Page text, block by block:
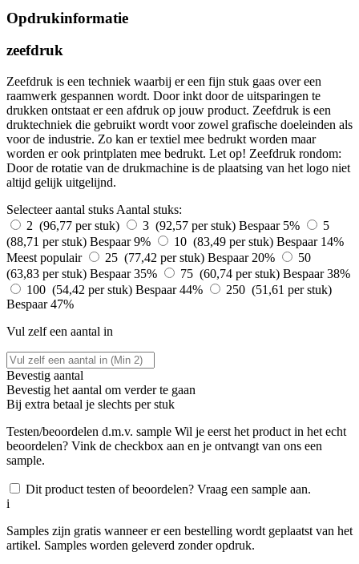
Opdrukinformatie
zeefdruk
Zeefdruk is een techniek waarbij er een fijn stuk gaas over een
raamwerk gespannen wordt. Door inkt door de uitsparingen te
drukken ontstaat er een afdruk op jouw product. Zeefdruk is een
druktechniek die gebruikt wordt voor zowel grafische doeleinden als
voor de industrie. Zo kan er textiel mee bedrukt worden maar
worden er ook printplaten mee bedrukt. Let op! Zeefdruk rondom:
Door de rotatie van de drukmachine is de plaatsing van het logo niet
altijd gelijk uitgelijnd.
Selecteer aantal stuks Aantal stuks:
2 (96,77 per stuk)
3 (92,57 per stuk) Bespaar 5%
5
(88,71 per stuk) Bespaar 9% 10 (83,49 per stuk) Bespaar 14%
Meest populair
25 (77,42 per stuk) Bespaar 20%
50
(63,83 per stuk) Bespaar 35% 75 (60,74 per stuk) Bespaar 38%
100 (54,42 per stuk) Bespaar 44%
250 (51,61 per stuk)
Bespaar 47%
Vul zelf een aantal in
Bevestig aantal
Bevestig het aantal om verder te gaan
Bij extra betaal je slechts per stuk
Testen/beoordelen d.m.v. sample Wil je eerst het product in het echt
beoordelen? Vink de checkbox aan en je ontvangt van ons een
sample.
Dit product testen of beoordelen? Vraag een sample aan.
i
Samples zijn gratis wanneer er een bestelling wordt geplaatst van het
artikel. Samples worden geleverd zonder opdruk.